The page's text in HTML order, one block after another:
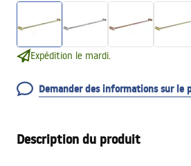
Expédition le mardi.
Demander des informations sur le
Description du produit